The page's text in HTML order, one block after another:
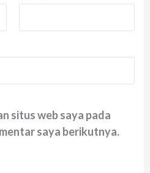
situs web saya pada
saya berikutnya.